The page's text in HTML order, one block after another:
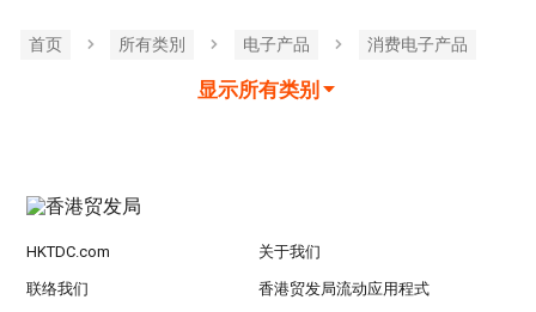
首页 所有类別 电子产品 消费电子产品
显示所有类别
HKTDC.com 关于我们
联络我们 香港贸发局流动应用程式